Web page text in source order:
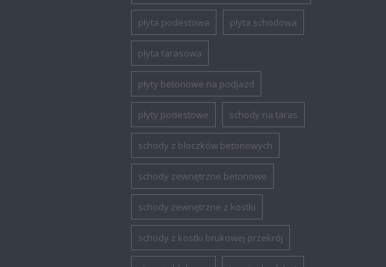
płyta podestowa płyta schodowa
płyta tarasowa
płyty betonowe na podjazd
płyty podestowe schody na taras
schody z bloczków betonowych
schody zewnętrzne betonowe
schody zewnętrzne z kostki
schody z kostki brukowej przekrój